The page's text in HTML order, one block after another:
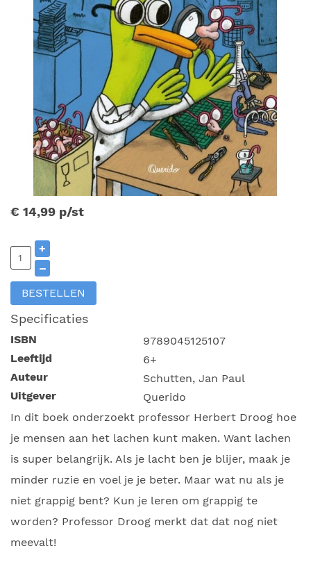
€ 14,99 p/st
+
–
BESTELLEN
Specificaties
ISBN
9789045125107
Leeftijd
6+
Auteur
Schutten, Jan Paul
Uitgever
Querido
In dit boek onderzoekt professor Herbert Droog hoe
je mensen aan het lachen kunt maken. Want lachen
is super belangrijk. Als je lacht ben je blijer, maak je
minder ruzie en voel je je beter. Maar wat nu als je
niet grappig bent? Kun je leren om grappig te
worden? Professor Droog merkt dat dat nog niet
meevalt!